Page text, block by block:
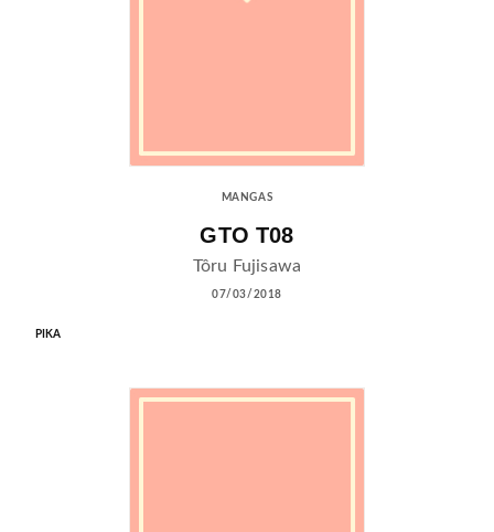
MANGAS
GTO T08
Tôru Fujisawa
07/03/2018
PIKA